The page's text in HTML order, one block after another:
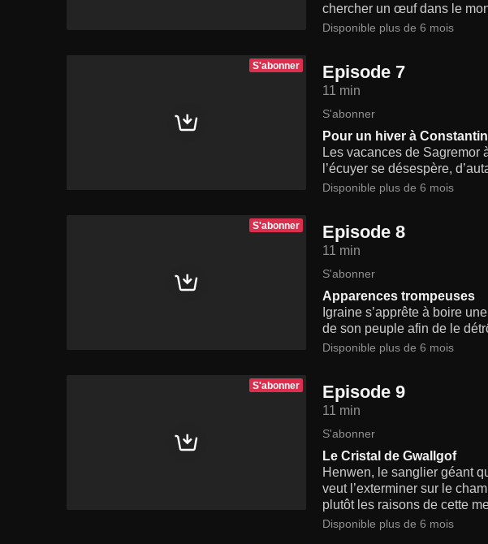
chercher un œuf dans le
Disponible plus de 6 mois
S'abonner Episode 7
11 min
S'abonner
Pour un hiver à
Les vacances de Sagremor
l’écuyer se désespère,
Disponible plus de 6 mois
S'abonner Episode 8
11 min
S'abonner
Apparences trompeuses
Igraine s’apprête à boire
de son peuple afin de le
Disponible plus de 6 mois
S'abonner Episode 9
11 min
S'abonner
Le Cristal de Gwallgof
Henwen, le sanglier géant
veut l’exterminer sur le
plutôt les raisons de cette
Disponible plus de 6 mois